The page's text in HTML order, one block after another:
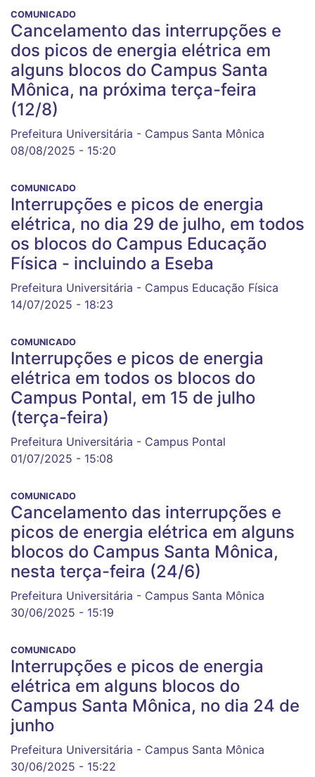
COMUNICADO
Cancelamento das interrupções e
dos picos de energia elétrica em
alguns blocos do Campus Santa
Mônica, na próxima terça-feira
(12/8)
Prefeitura Universitária - Campus Santa Mônica
08/08/2025 - 15:20
COMUNICADO
Interrupções e picos de energia
elétrica, no dia 29 de julho, em todos
os blocos do Campus Educação
Física - incluindo a Eseba
Prefeitura Universitária - Campus Educação Física
14/07/2025 - 18:23
COMUNICADO
Interrupções e picos de energia
elétrica em todos os blocos do
Campus Pontal, em 15 de julho
(terça-feira)
Prefeitura Universitária - Campus Pontal
01/07/2025 - 15:08
COMUNICADO
Cancelamento das interrupções e
picos de energia elétrica em alguns
blocos do Campus Santa Mônica,
nesta terça-feira (24/6)
Prefeitura Universitária - Campus Santa Mônica
30/06/2025 - 15:19
COMUNICADO
Interrupções e picos de energia
elétrica em alguns blocos do
Campus Santa Mônica, no dia 24 de
junho
Prefeitura Universitária - Campus Santa Mônica
30/06/2025 - 15:22